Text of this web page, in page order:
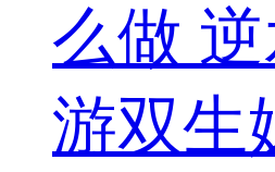
么做
游双生